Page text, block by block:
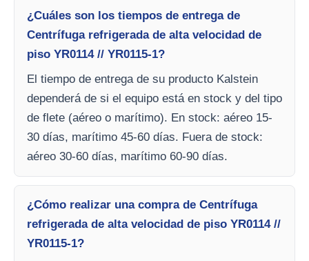
¿Cuáles son los tiempos de entrega de
Centrífuga refrigerada de alta velocidad de
piso YR0114 // YR0115-1?
El tiempo de entrega de su producto Kalstein
dependerá de si el equipo está en stock y del tipo
de flete (aéreo o marítimo). En stock: aéreo 15-
30 días, marítimo 45-60 días. Fuera de stock:
aéreo 30-60 días, marítimo 60-90 días.
¿Cómo realizar una compra de Centrífuga
refrigerada de alta velocidad de piso YR0114 //
YR0115-1?